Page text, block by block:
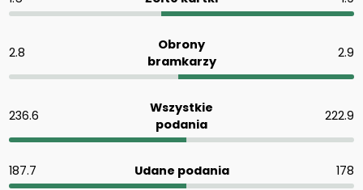
2.8
Obrony
bramkarzy
2.9
236.6
Wszystkie
podania
222.9
187.7 Udane podania 178